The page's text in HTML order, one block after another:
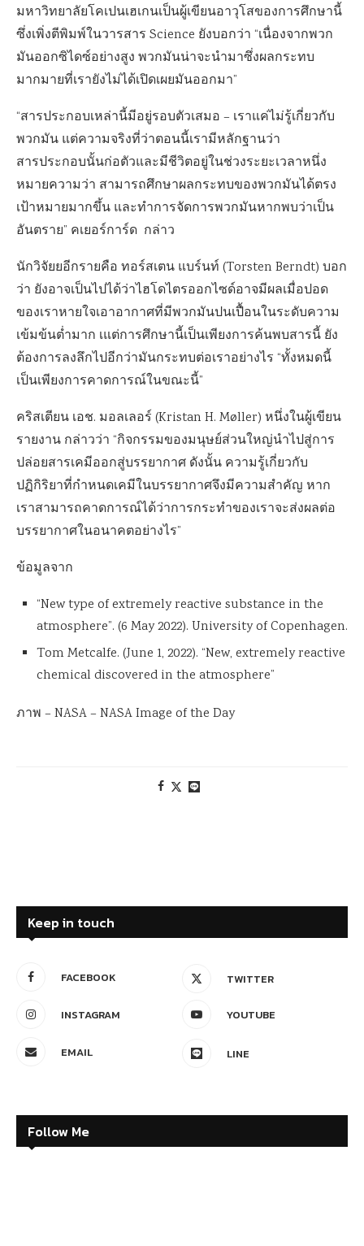
มหาวิทยาลัยโคเปนเฮเกนเป็นผู้เขียนอาวุโสของการศึกษานี้
ซึ่งเพิ่งตีพิมพ์ในวารสาร Science ยังบอกว่า “เนื่องจากพวก
มันออกซิไดซ์อย่างสูง พวกมันน่าจะนำมาซึ่งผลกระทบ
มากมายที่เรายังไม่ได้เปิดเผยมันออกมา”
“สารประกอบเหล่านี้มีอยู่รอบตัวเสมอ – เราแค่ไม่รู้เกี่ยวกับ
พวกมัน แต่ความจริงที่ว่าตอนนี้เรามีหลักฐานว่า
สารประกอบนั้นก่อตัวและมีชีวิตอยู่ในช่วงระยะเวลาหนึ่ง
หมายความว่า สามารถศึกษาผลกระทบของพวกมันได้ตรง
เป้าหมายมากขึ้น และทำการจัดการพวกมันหากพบว่าเป็น
อันตราย” คเยอร์การ์ด กล่าว
นักวิจัยยอีกรายคือ ทอร์สเตน แบร์นท์ (Torsten Berndt) บอก
ว่า ยังอาจเป็นไปได้ว่าไฮโดไตรออกไซด์อาจมีผลเมื่อปอด
ของเราหายใจเอาอากาศที่มีพวกมันปนเปื้อนในระดับความ
เข้มข้นต่ำมาก เแต่การศึกษานี้เป็นเพียงการค้นพบสารนี้ ยัง
ต้องการลงลึกไปอีกว่ามันกระทบต่อเราอย่างไร “ทั้งหมดนี้
เป็นเพียงการคาดการณ์ในขณะนี้”
คริสเตียน เอช. มอลเลอร์ (Kristan H. Møller) หนึ่งในผู้เขียน
รายงาน กล่าวว่า “กิจกรรมของมนุษย์ส่วนใหญ่นำไปสู่การ
ปล่อยสารเคมีออกสู่บรรยากาศ ดังนั้น ความรู้เกี่ยวกับ
ปฏิกิริยาที่กำหนดเคมีในบรรยากาศจึงมีความสำคัญ หาก
เราสามารถคาดการณ์ได้ว่าการกระทำของเราจะส่งผลต่อ
บรรยากาศในอนาคตอย่างไร”
ข้อมูลจาก
“New type of extremely reactive substance in the
atmosphere”. (6 May 2022). University of Copenhagen.
Tom Metcalfe. (June 1, 2022). “New, extremely reactive
chemical discovered in the atmosphere”
ภาพ – NASA – NASA Image of the Day
Keep in touch
FACEBOOK TWITTER
INSTAGRAM YOUTUBE
EMAIL LINE
Follow Me